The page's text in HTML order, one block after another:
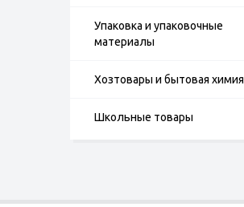
Упаковка и упаковочные
материалы
Хозтовары и бытовая химия
Школьные товары